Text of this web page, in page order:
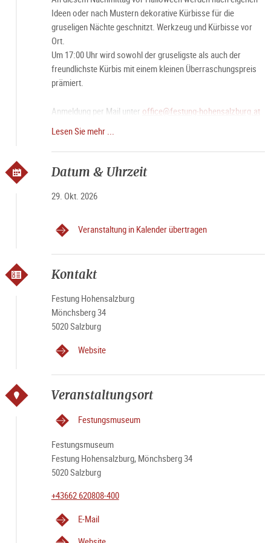
Ideen oder nach Mustern dekorative Kürbisse für die
gruseligen Nächte geschnitzt. Werkzeug und Kürbisse vor
Ort.
Um 17:00 Uhr wird sowohl der gruseligste als auch der
freundlichste Kürbis mit einem kleinen Überraschungspreis
prämiert.
Anmeldung per Mail unter office@festung-hohensalzburg.at
oder telefonisch unter +43 662 842414
Kostenfrei. Das Eintritts- bzw. das Bahnticket muss bezahlt
werden.
Dauer: 60 Minuten
Lesen Sie mehr ...
Datum & Uhrzeit
29. Okt. 2026
Veranstaltung in Kalender übertragen
Kontakt
Festung Hohensalzburg
Mönchsberg 34
5020 Salzburg
Website
Veranstaltungsort
Festungsmuseum
Festungsmuseum
Festung Hohensalzburg, Mönchsberg 34
5020 Salzburg
+43662 620808-400
E-Mail